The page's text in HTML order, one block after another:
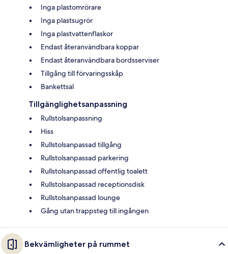
Inga plastomrörare
Inga plastsugrör
Inga plastvattenflaskor
Endast återanvändbara koppar
Endast återanvändbara bordsserviser
Tillgång till förvaringsskåp
Bankettsal
Tillgänglighetsanpassning
Rullstolsanpassning
Hiss
Rullstolsanpassad tillgång
Rullstolsanpassad parkering
Rullstolsanpassad offentlig toalett
Rullstolsanpassad receptionsdisk
Rullstolsanpassad lounge
Gång utan trappsteg till ingången
Bekvämligheter på rummet